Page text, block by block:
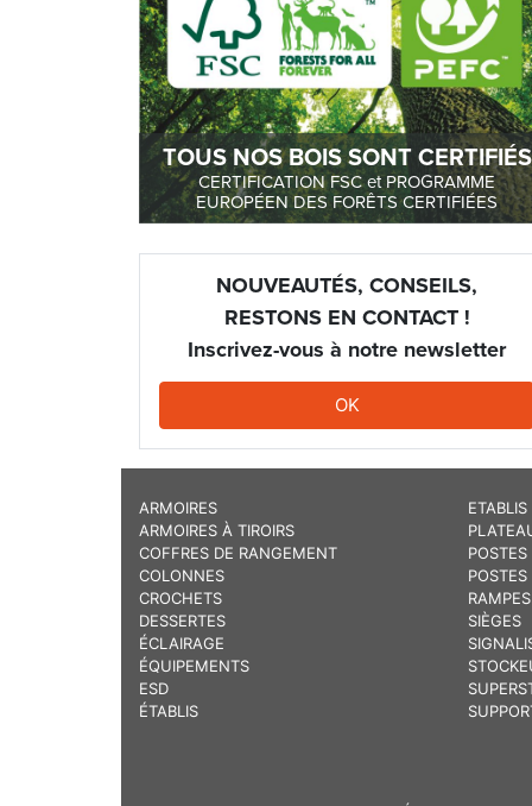
TOUS NOS BOIS SONT CERTIFIÉS
CERTIFICATION FSC et PROGRAMME
EUROPÉEN DES FORÊTS CERTIFIÉES
NOUVEAUTÉS, CONSEILS,
RESTONS EN CONTACT !
Inscrivez-vous à notre newsletter
OK
ARMOIRES
ARMOIRES À TIROIRS
COFFRES DE RANGEMENT
COLONNES
CROCHETS
DESSERTES
ÉCLAIRAGE
ÉQUIPEMENTS
ESD
ÉTABLIS
SIÈGES